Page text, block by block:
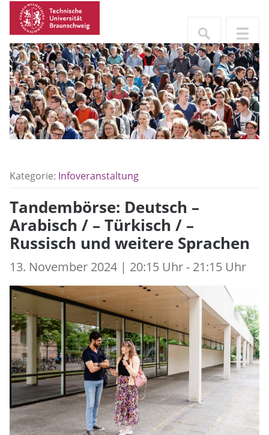
Kategorie: Infoveranstaltung
Tandembörse: Deutsch –
Arabisch / – Türkisch / –
Russisch und weitere Sprachen
13. November 2024 | 20:15 Uhr - 21:15 Uhr